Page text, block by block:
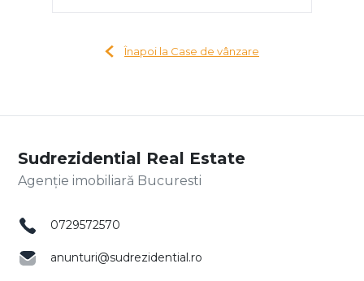
Înapoi la Case de vânzare
Sudrezidential Real Estate
Agenție imobiliară Bucuresti
0729572570
anunturi@sudrezidential.ro